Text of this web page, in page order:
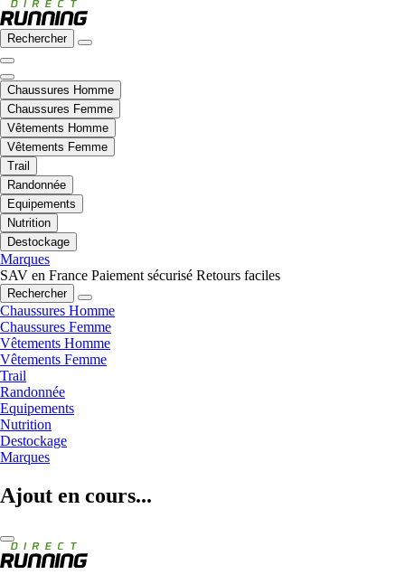
Rechercher
Chaussures Homme
Chaussures Femme
Vêtements Homme
Vêtements Femme
Trail
Randonnée
Equipements
Nutrition
Destockage
Marques
SAV en France Paiement sécurisé Retours faciles
Rechercher
Chaussures Homme
Chaussures Femme
Vêtements Homme
Vêtements Femme
Trail
Randonnée
Equipements
Nutrition
Destockage
Marques
Ajout en cours...